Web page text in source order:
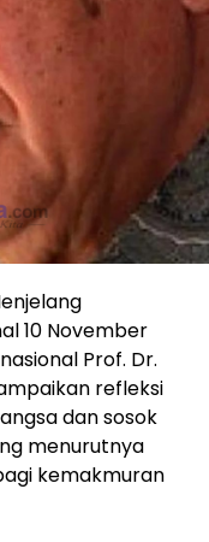
10 November
Prof. Dr.
refleksi
dan sosok
menurutnya
kemakmuran